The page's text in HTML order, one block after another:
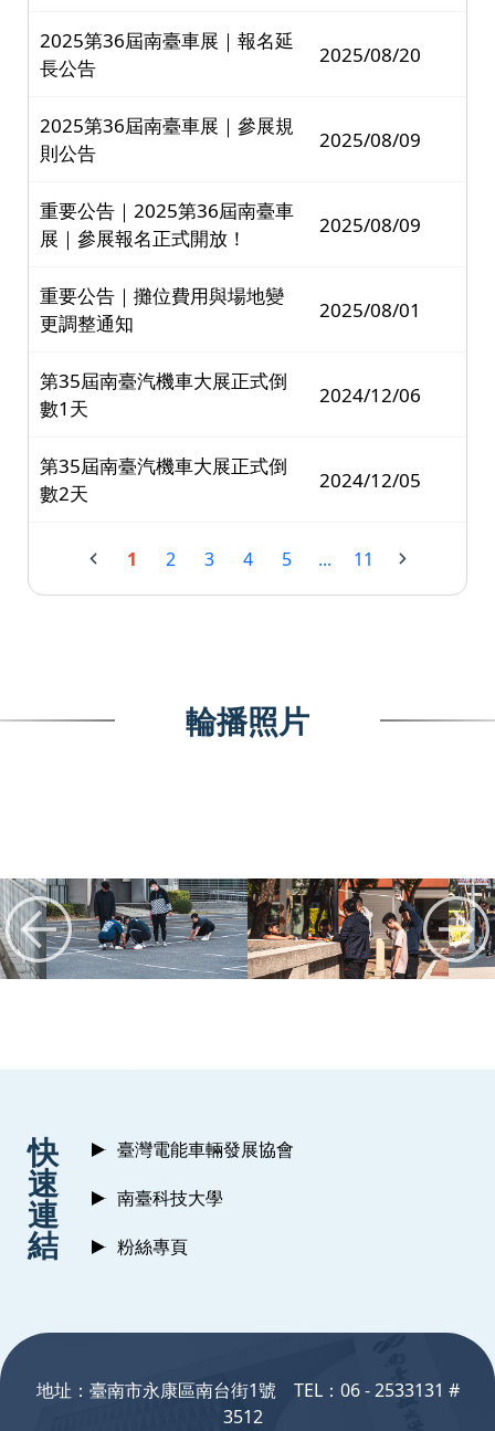
2025第36屆南臺車展｜報名延
長公告
2025/08/20
2025第36屆南臺車展｜參展規
則公告
2025/08/09
重要公告｜2025第36屆南臺車
展｜參展報名正式開放！
2025/08/09
重要公告｜攤位費用與場地變
更調整通知
2025/08/01
第35屆南臺汽機車大展正式倒
數1天
2024/12/06
第35屆南臺汽機車大展正式倒
數2天
2024/12/05
1 2 3 4 5 ... 11
輪播照片
快
速
連
結
臺灣電能車輛發展協會
南臺科技大學
粉絲專頁
地址：臺南市永康區南台街1號 TEL：06 - 2533131 #
3512